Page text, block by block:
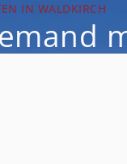
IN WALDKIRCH